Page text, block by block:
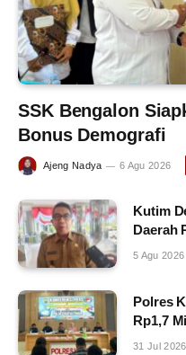
SSK Bengalon
Bonus Demografi
Ajeng Nadya 6 Agu 2026
Kutim
Daerah
5 Agu 2026
Polres
Rp1,7
31 Jul 2026